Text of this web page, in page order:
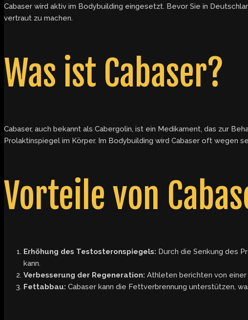
Cabaser wird aktiv im Bodybuilding eingesetzt. Bevor Sie in
vertraut zu machen.
Was ist Cabaser?
Cabaser, auch bekannt als Cabergolin, ist ein Medikament, das zur
Prolaktinspiegel im Körper. Im Bodybuilding wird Cabaser oft
Vorteile von
Erhöhung des Testosteronspiegels: Durch die Senkung des
kann.
Verbesserung der Regeneration: Athleten berichten von einer
Fettabbau: Cabaser kann die Fettverbrennung unterstützen,